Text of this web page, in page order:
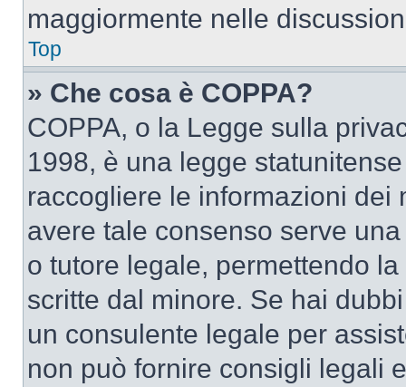
maggiormente nelle
Top
» Che cosa è COPPA?
COPPA, o la Legge sulla
1998, è una legge
raccogliere le informazioni dei
avere tale consenso serve
o tutore legale, permettendo
scritte dal minore. Se hai
un consulente legale per
non può fornire consigli legali